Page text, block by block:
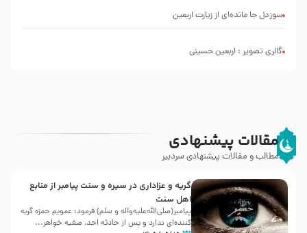
سوزدل جا مانده‌ای از زیارت اربعین
گالری تصویر : اربعین حسینی
مقالات پیشنهادی
مطالب و مقالات پیشنهادی سردبیر
گریه و عزاداری در سیره و سنت پیامبر از منابع
اهل سنت
پیامبر(صلی‌الله‌علیه‌وآله و سلم) فرمود: عمویم حمزه گریه
کننده‌ای ندارد و پس از حادثه احد، صفیه خواهر...